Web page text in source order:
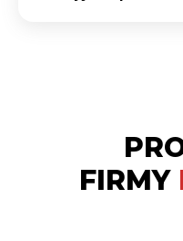
FIRMY